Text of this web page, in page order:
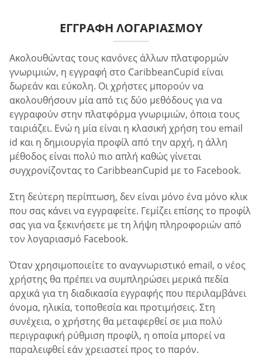
ΕΓΓΡΑΦΉ ΛΟΓΑΡΙΑΣΜΟΎ
Ακολουθώντας τους κανόνες άλλων πλατφορμών
γνωριμιών, η εγγραφή στο CaribbeanCupid είναι
δωρεάν και εύκολη. Οι χρήστες μπορούν να
ακολουθήσουν μία από τις δύο μεθόδους για να
εγγραφούν στην πλατφόρμα γνωριμιών, όποια τους
ταιριάζει. Ενώ η μία είναι η κλασική χρήση του email
id και η δημιουργία προφίλ από την αρχή, η άλλη
μέθοδος είναι πολύ πιο απλή καθώς γίνεται
συγχρονίζοντας το CaribbeanCupid με το Facebook.
Στη δεύτερη περίπτωση, δεν είναι μόνο ένα μόνο κλικ
που σας κάνει να εγγραφείτε. Γεμίζει επίσης το προφίλ
σας για να ξεκινήσετε με τη λήψη πληροφοριών από
τον λογαριασμό Facebook.
Όταν χρησιμοποιείτε το αναγνωριστικό email, ο νέος
χρήστης θα πρέπει να συμπληρώσει μερικά πεδία
αρχικά για τη διαδικασία εγγραφής που περιλαμβάνει
όνομα, ηλικία, τοποθεσία και προτιμήσεις. Στη
συνέχεια, ο χρήστης θα μεταφερθεί σε μια πολύ
περιγραφική ρύθμιση προφίλ, η οποία μπορεί να
παραλειφθεί εάν χρειαστεί προς το παρόν.